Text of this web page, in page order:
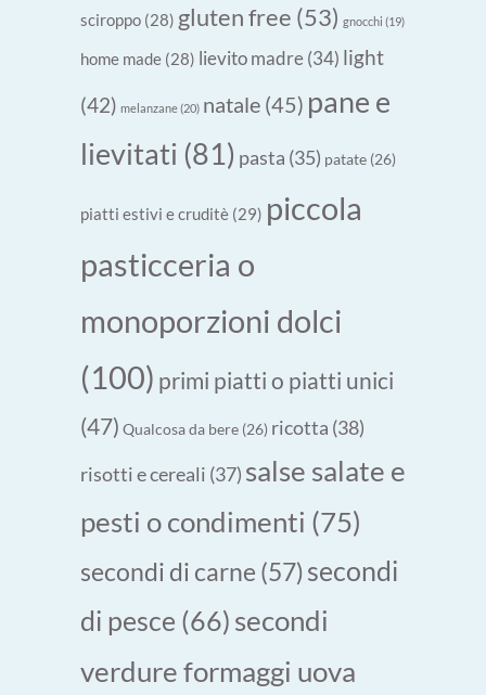
sciroppo (28) gluten free (53) gnocchi (19)
home made (28) lievito madre(34) light
(42) melanzane(20) natale (45) pane e
lievitati (81) pasta (35) patate (26)
piatti estivi e cruditè (29) piccola
pasticceria o
monoporzioni dolci
(100) primi piatti o piatti unici
(47) Qualcosa da bere (26) ricotta (38)
risotti e cereali (37) salse salate e
pesti o condimenti (75)
secondi di carne (57)secondi
di pesce (66) secondi
verdure formaggi uova